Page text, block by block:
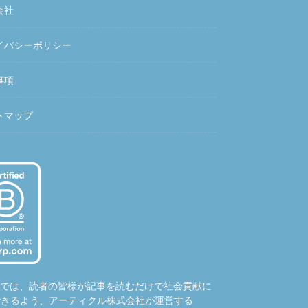
社
バシーポリシー
項
マップ
は、読者の皆様が記事を読むだけで社会貢献に
るよう、アーティクル株式会社が運営する